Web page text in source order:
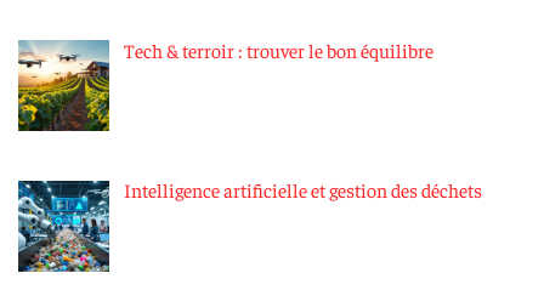
Tech & terroir : trouver le bon équilibre
Intelligence artificielle et gestion des déchets